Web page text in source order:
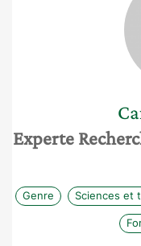
Experte
Genre Sciences et